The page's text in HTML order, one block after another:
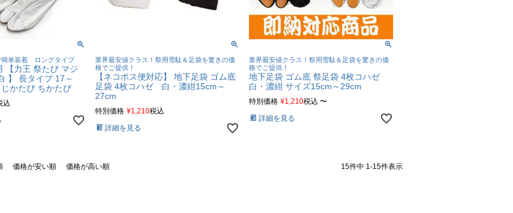
簡単装着 ロングタイプ
【力王 祭たび マジ
】 長タイプ 17～
かたび ちかたび
込
業界最安値クラス！祭用雪駄＆足袋を驚きの価
格でご提供！
【ネコポス便対応】 地下足袋 ゴム底
足袋 4枚コハゼ 白・濃紺15cm～
27cm
特別価格 ¥1,210税込
詳細を見る
業界最安値クラス！祭用雪駄＆足袋を驚きの価
格でご提供！
地下足袋 ゴム底 祭足袋 4枚コハゼ
白・濃紺 サイズ15cm～29cm
特別価格 ¥1,210税込 〜
詳細を見る
価格が安い順 価格が高い順 15件中 1-15件表示